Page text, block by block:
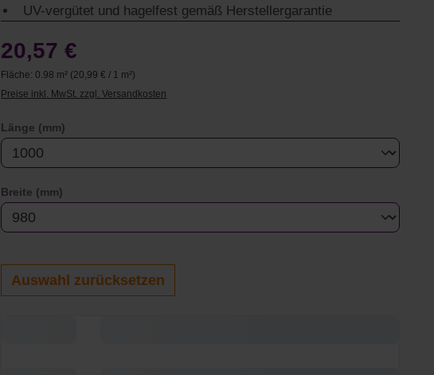
UV-vergütet und hagelfest gemäß Herstellergarantie
20,57 €
Fläche:0.98 m² (20,99 € / 1 m²)
Preise inkl. MwSt. zzgl. Versandkosten
Länge (mm)
Breite (mm)
Auswahl zurücksetzen